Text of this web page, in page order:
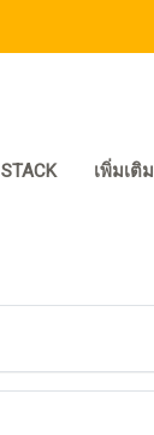
STACK เพิ่มเติม